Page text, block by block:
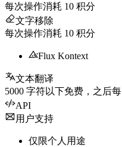
每次操作消耗 10 积分
文字移除
每次操作消耗 10 积分
Flux Kontext
文本翻译
5000 字符以下免费，之后每
API
用户支持
仅限个人用途